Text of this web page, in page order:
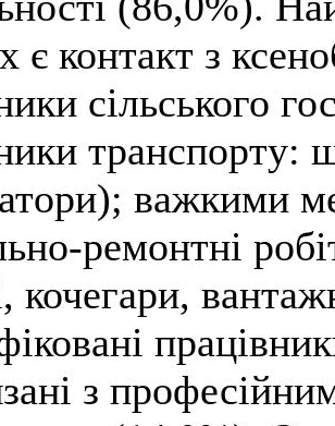
є контакт з
сільського
транспорту:
важкими
ремонтні
кочегари,
з